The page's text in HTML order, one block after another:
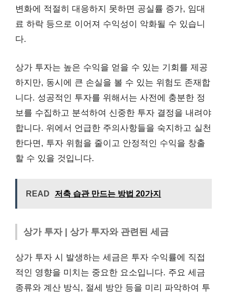
변화에 적절히 대응하지 못하면 공실률 증가, 임대
료 하락 등으로 이어져 수익성이 악화될 수 있습니
다.
상가 투자는 높은 수익을 얻을 수 있는 기회를 제공
하지만, 동시에 큰 손실을 볼 수 있는 위험도 존재합
니다. 성공적인 투자를 위해서는 사전에 충분한 정
보를 수집하고 분석하여 신중한 투자 결정을 내려야
합니다. 위에서 언급한 주의사항들을 숙지하고 실천
한다면, 투자 위험을 줄이고 안정적인 수익을 창출
할 수 있을 것입니다.
READ 저축 습관 만드는 방법 20가지
상가 투자 | 상가 투자와 관련된 세금
상가 투자 시 발생하는 세금은 투자 수익률에 직접
적인 영향을 미치는 중요한 요소입니다. 주요 세금
종류와 계산 방식, 절세 방안 등을 미리 파악하여 투